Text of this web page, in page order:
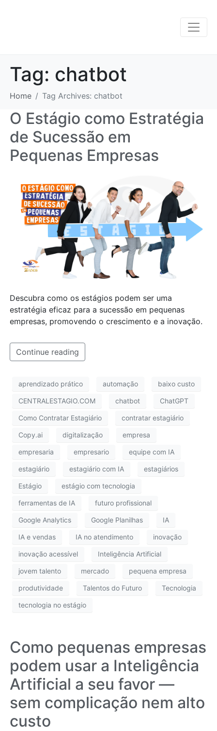
Tag: chatbot
Home Tag Archives: chatbot
O Estágio como Estratégia
de Sucessão em
Pequenas Empresas
Descubra como os estágios podem ser uma
estratégia eficaz para a sucessão em pequenas
empresas, promovendo o crescimento e a inovação.
Continue reading
aprendizado prático automação baixo custo
CENTRALESTAGIO.COM chatbot ChatGPT
Como Contratar Estagiário contratar estagiário
Copy.ai digitalização empresa
empresaria empresario equipe com IA
estagiário estagiário com IA estagiários
Estágio estágio com tecnologia
ferramentas de IA futuro profissional
Google Analytics Google Planilhas IA
IA e vendas IA no atendimento inovação
inovação acessível Inteligência Artificial
jovem talento mercado pequena empresa
produtividade Talentos do Futuro Tecnologia
tecnologia no estágio
Como pequenas empresas
podem usar a Inteligência
Artificial a seu favor —
sem complicação nem alto
custo